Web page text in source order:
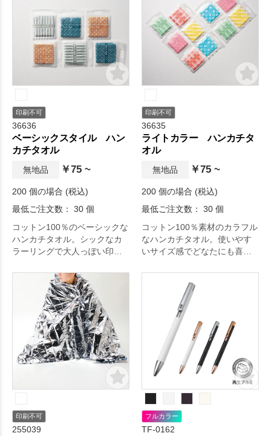
印刷不可
36636
ベーシックスタイル ハン
カチタオル
無地品 ￥75 ~
200 個の場合 (税込)
最低ご注文数： 30 個
コットン100％のベーシックな
ハンカチタオル。シックなカ
ラーリングで大人っぽい印象
ージで渡しやすく便利です。
印刷不可
36635
ライトカラー ハンカチタ
オル
無地品 ￥75 ~
200 個の場合 (税込)
最低ご注文数： 30 個
コットン100％素材のカラフル
なハンカチタオル。使いやす
いサイズ感でどなたにも喜ば
ジで渡しやすく便利です。
印刷不可
255039
フルカラー
TF-0162